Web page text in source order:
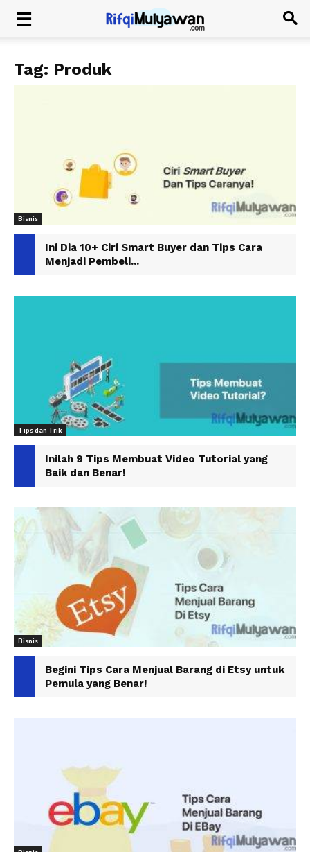
Tag: Produk
Bisnis
Ini Dia 10+ Ciri Smart Buyer dan Tips Cara
Menjadi Pembeli...
Tips dan Trik
Inilah 9 Tips Membuat Video Tutorial yang
Baik dan Benar!
Bisnis
Begini Tips Cara Menjual Barang di Etsy untuk
Pemula yang Benar!